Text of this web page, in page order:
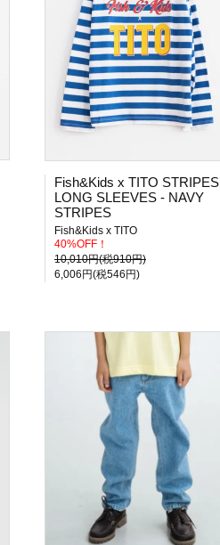
Fish&Kids x TITO STRIPES
LONG SLEEVES - NAVY
STRIPES
Fish&Kids x TITO
40%OFF！
10,010円(税910円)
6,006円(税546円)